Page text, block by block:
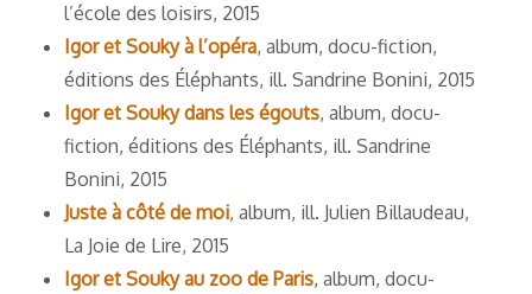
l’école des loisirs, 2015
Igor et Souky à l’opéra, album, docu-fiction,
éditions des Éléphants, ill. Sandrine Bonini, 2015
Igor et Souky dans les égouts, album, docu-
fiction, éditions des Éléphants, ill. Sandrine
Bonini, 2015
Juste à côté de moi, album, ill. Julien Billaudeau,
La Joie de Lire, 2015
Igor et Souky au zoo de Paris, album, docu-